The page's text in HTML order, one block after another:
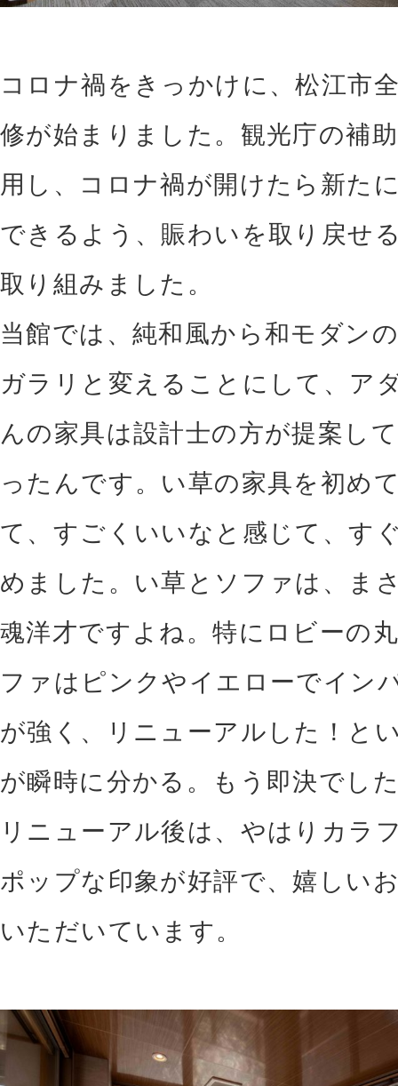
コロナ禍をきっかけに、松江市
修が始まりました。観光庁の補
用し、コロナ禍が開けたら新た
できるよう、賑わいを取り戻せ
取り組みました。
当館では、純和風から和モダン
ガラリと変えることにして、ア
んの家具は設計士の方が提案し
ったんです。い草の家具を初め
て、すごくいいなと感じて、す
めました。い草とソファは、ま
魂洋才ですよね。特にロビーの
ファはピンクやイエローでイン
が強く、リニューアルした！と
が瞬時に分かる。もう即決でし
リニューアル後は、やはりカラ
ポップな印象が好評で、嬉しい
いただいています。